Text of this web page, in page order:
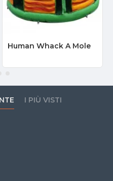
Human Whack A Mole
I PIÙ VISTI